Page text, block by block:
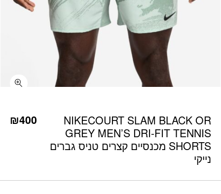
NIKECOURT SLAM BLACK OR
GREY MEN’S DRI-FIT TENNIS
SHORTS מכנסיים קצרים טניס גברים
נייקי
₪400